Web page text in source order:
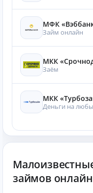
МФК
Займ онлайн
МКК
Заём
МКК
Деньги на
займов онлайн